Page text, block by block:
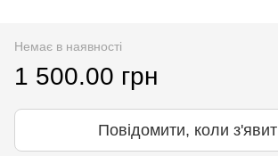
Немає в наявності
1 500.00 грн
Повідомити, коли